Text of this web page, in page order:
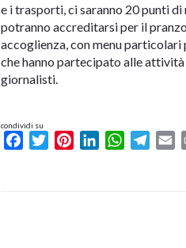
e i trasporti, ci saranno 20 punti
potranno accreditarsi per il
accoglienza, con menu particolari
che hanno partecipato alle
giornalisti.
condividi su
FacebookTwitterPinterestLinkedInWhatsApp